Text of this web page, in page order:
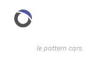
le pattern cqrs